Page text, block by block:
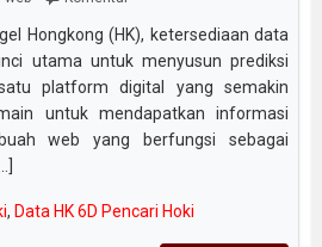
Hongkong (HK), ketersediaan data
utama untuk menyusun prediksi
platform digital yang semakin
untuk mendapatkan informasi
web yang berfungsi sebagai
, Data HK 6D Pencari Hoki